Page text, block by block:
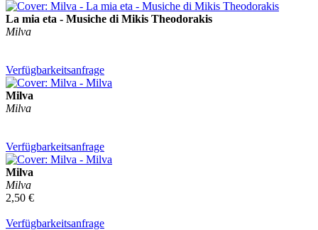
La mia eta - Musiche di Mikis Theodorakis
Milva
Verfügbarkeitsanfrage
Milva
Milva
Verfügbarkeitsanfrage
Milva
Milva
2,50 €
Verfügbarkeitsanfrage